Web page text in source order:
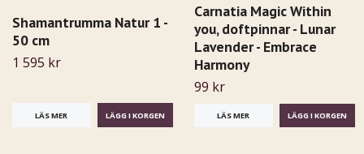
Shamantrumma Natur 1 -
50 cm
1 595 kr
LÄS MER
Carnatia Magic Within
you, doftpinnar - Lunar
Lavender - Embrace
Harmony
99 kr
LÄS MER